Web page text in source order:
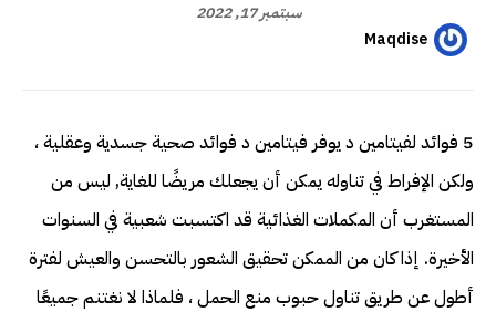
سبتمبر 17, 2022
Maqdise
5 فوائد لفيتامين د يوفر فيتامين د فوائد صحية جسدية وعقلية ،
ولكن الإفراط في تناوله يمكن أن يجعلك مريضًا للغاية, ليس من
المستغرب أن المكملات الغذائية قد اكتسبت شعبية في السنوات
الأخيرة. إذا كان من الممكن تحقيق الشعور بالتحسن والعيش لفترة
أطول عن طريق تناول حبوب منع الحمل ، فلماذا لا نغتنم جميعًا